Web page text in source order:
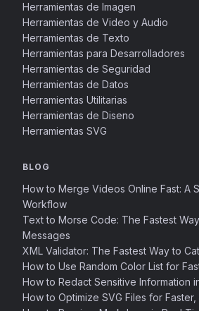
Herramientas de Imagen
Herramientas de Video y Audio
Herramientas de Texto
Herramientas para Desarrolladores
Herramientas de Seguridad
Herramientas de Datos
Herramientas Utilitarias
Herramientas de Diseno
Herramientas SVG
BLOG
How to Merge Videos Online Fast: A
Workflow
Text to Morse Code: The Fastest
Messages
XML Validator: The Fastest Way to
How to Use Random Color List for
How to Redact Sensitive Information
How to Optimize SVG Files for